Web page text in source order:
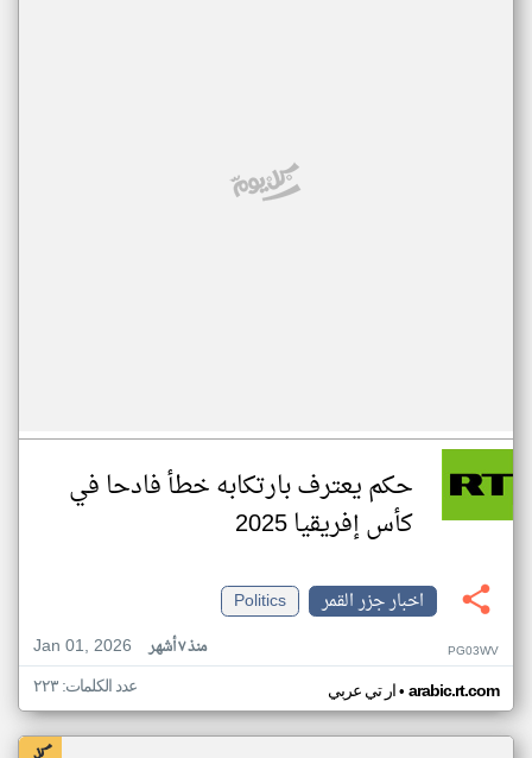
حكم يعترف بارتكابه خطأ فادحا في
كأس إفريقيا 2025
اخبار جزر القمر
Politics
Jan 01, 2026
منذ ٧ أشهر PG03WV
ار تي عربي• arabic.rt.com عدد الكلمات: ٢٢٣